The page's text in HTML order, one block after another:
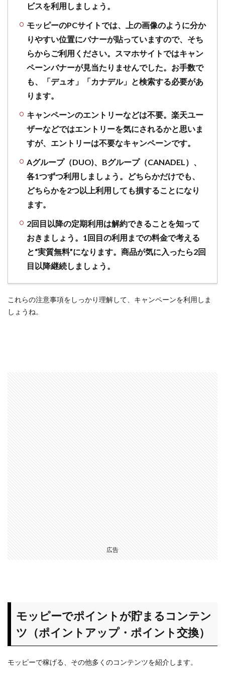
ビスを利用しましょう。
モッピーのPCサイトでは、上の画像のように分か
りやすい位置にバナーが貼っていますので、そち
らからご利用ください。スマホサイトではキャン
ペーンバナーが見当たりませんでした。お手数で
も、「デュオ」「カナデル」と検索する必要があ
ります。
キャンペーンのエントリーなどは不要。楽天ユー
ザーなどではエントリーを気にされるかと思いま
すが、エントリーは不要なキャンペーンです。
Aグループ（DUO)、Bグループ（CANADEL）、
各1つずつ利用しましょう。どちらかだけでも、
どちらかを2つ以上利用しても損することになり
ます。
2回目以降の定期利用は解約できることを知って
おきましょう。1回目の利用までの料金で考える
と“実質無料”になります。商品が気に入ったら2回
目以降継続しましょう。
これらの注意事項をしっかり理解して、キャンペーンを利用しま
しょうね。
広告
モッピーでポイントが貯まるコンテン
ツ（ポイントアップ・ポイント交換）
モッピーで稼げる、その他多くのコンテンツを紹介します。